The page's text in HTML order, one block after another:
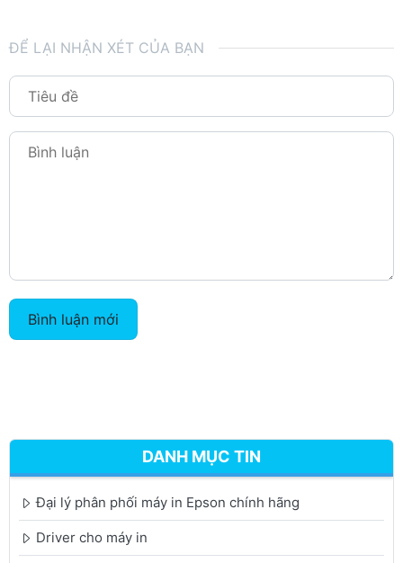
ĐỂ LẠI NHẬN XÉT CỦA BẠN
Bình luận mới
DANH MỤC TIN
Đại lý phân phối máy in Epson chính hãng
Driver cho máy in